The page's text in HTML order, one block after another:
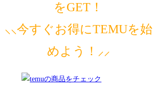
をGET！
⸜⸜今すぐお得にTEMUを始
めよう！⸝⸝